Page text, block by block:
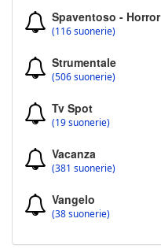
Spaventoso - Horror
(116 suonerie)
Strumentale
(506 suonerie)
Tv Spot
(19 suonerie)
Vacanza
(381 suonerie)
Vangelo
(38 suonerie)